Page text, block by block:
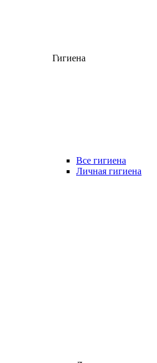
Гигиена
Все гигиена
Личная гигиена